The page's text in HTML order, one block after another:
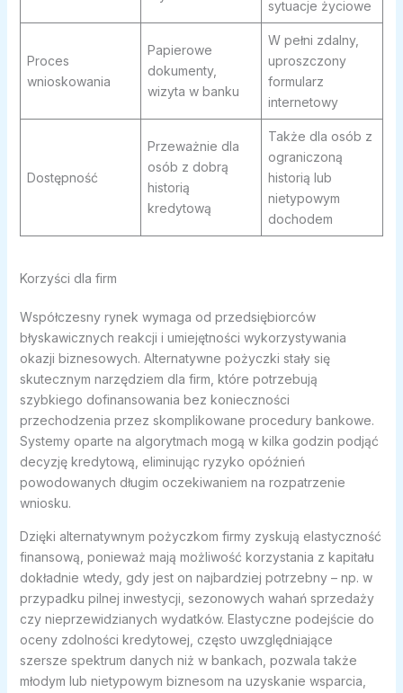
sytuacje życiowe
Proces
wnioskowania
Papierowe
dokumenty,
wizyta w banku
W pełni zdalny,
uproszczony
formularz
internetowy
Dostępność
Przeważnie dla
osób z dobrą
historią
kredytową
Także dla osób z
ograniczoną
historią lub
nietypowym
dochodem
Korzyści dla firm
Współczesny rynek wymaga od przedsiębiorców
błyskawicznych reakcji i umiejętności wykorzystywania
okazji biznesowych. Alternatywne pożyczki stały się
skutecznym narzędziem dla firm, które potrzebują
szybkiego dofinansowania bez konieczności
przechodzenia przez skomplikowane procedury bankowe.
Systemy oparte na algorytmach mogą w kilka godzin podjąć
decyzję kredytową, eliminując ryzyko opóźnień
powodowanych długim oczekiwaniem na rozpatrzenie
wniosku.
Dzięki alternatywnym pożyczkom firmy zyskują elastyczność
finansową, ponieważ mają możliwość korzystania z kapitału
dokładnie wtedy, gdy jest on najbardziej potrzebny – np. w
przypadku pilnej inwestycji, sezonowych wahań sprzedaży
czy nieprzewidzianych wydatków. Elastyczne podejście do
oceny zdolności kredytowej, często uwzględniające
szersze spektrum danych niż w bankach, pozwala także
młodym lub nietypowym biznesom na uzyskanie wsparcia,